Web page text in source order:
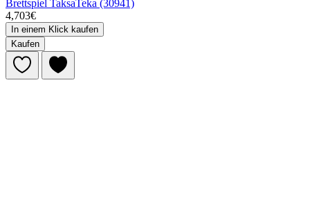
Brettspiel TaksaTeka (30941)
4,703€
In einem Klick kaufen
Kaufen